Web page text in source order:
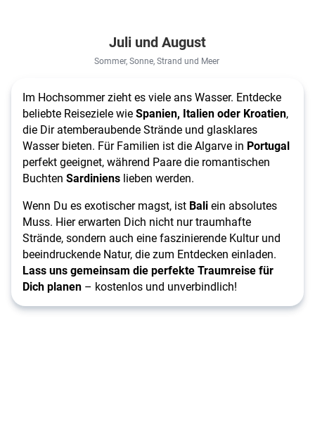
Juli und August
Sommer, Sonne, Strand und Meer
Im Hochsommer zieht es viele ans Wasser. Entdecke
beliebte Reiseziele wieSpanien, Italien oder Kroatien,
die Dir atemberaubende Strände und glasklares
Wasser bieten. Für Familien ist die Algarve in Portugal
perfekt geeignet, während Paare die romantischen
Buchten Sardiniens lieben werden.
Wenn Du es exotischer magst, ist Baliein absolutes
Muss. Hier erwarten Dich nicht nur traumhafte
Strände, sondern auch eine faszinierende Kultur und
beeindruckende Natur, die zum Entdecken einladen.
Lass uns gemeinsam die perfekte Traumreise für
Dich planen – kostenlos und unverbindlich!